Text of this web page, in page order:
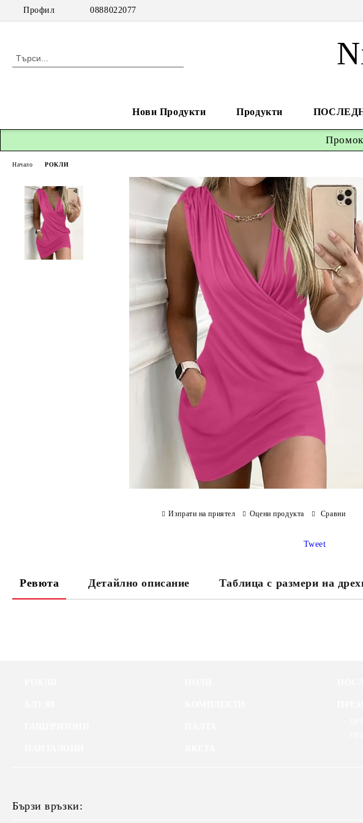
Профил 0888022077
Нови Продукти Продукти
Начало РОКЛИ
Изпрати на приятел Оцени продукта Сравни
Tweet
Ревюта Детайлно описание Таблица с размери на
Бързи връзки: